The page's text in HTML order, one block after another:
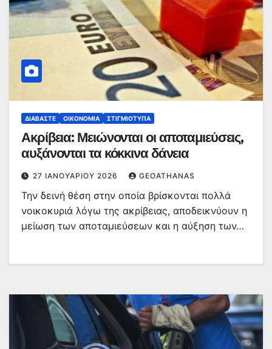
ΔΙΑΒΆΣΤΕ ΟΙΚΟΝΟΜΊΑ ΣΤΙΓΜΙΌΤΥΠΑ
Ακρίβεια: Μειώνονται οι αποταμιεύσεις,
αυξάνονται τα κόκκινα δάνεια
27 ΙΑΝΟΥΑΡΊΟΥ 2026 GEOATHANAS
Την δεινή θέση στην οποία βρίσκονται πολλά
νοικοκυριά λόγω της ακρίβειας, αποδεικνύουν η
μείωση των αποταμιεύσεων και η αύξηση των…